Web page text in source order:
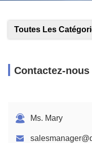
Toutes Les
Contactez-nous
Ms. Mary